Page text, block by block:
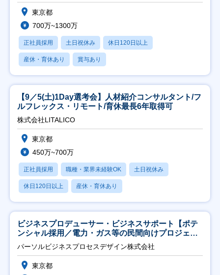
東京都
700万~1300万
正社員採用 土日祝休み 休日120日以上
産休・育休あり 賞与あり
【9／5(土)1Day選考会】人材紹介コンサルタント/フ
ルフレックス・リモート/育休最長6年取得可
株式会社LITALICO
東京都
450万~700万
正社員採用 職種・業界未経験OK 土日祝休み
休日120日以上 産休・育休あり
ビジネスプロデューサー・ビジネスサポート【ポテ
ンシャル採用／電力・ガス等の民間向けプロジェク
ト推進】
パーソルビジネスプロセスデザイン株式会社
東京都